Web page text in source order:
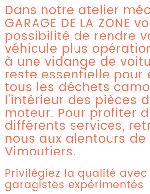
Dans notre atelier
GARAGE DE LA ZONE
possibilité de rendre
véhicule plus
à une vidange de
reste essentielle pour
tous les déchets
l'intérieur des pièces
moteur. Pour profiter
différents services,
nous aux alentours de
Vimoutiers.
Privilégiez la qualité avec
garagistes expérimentés